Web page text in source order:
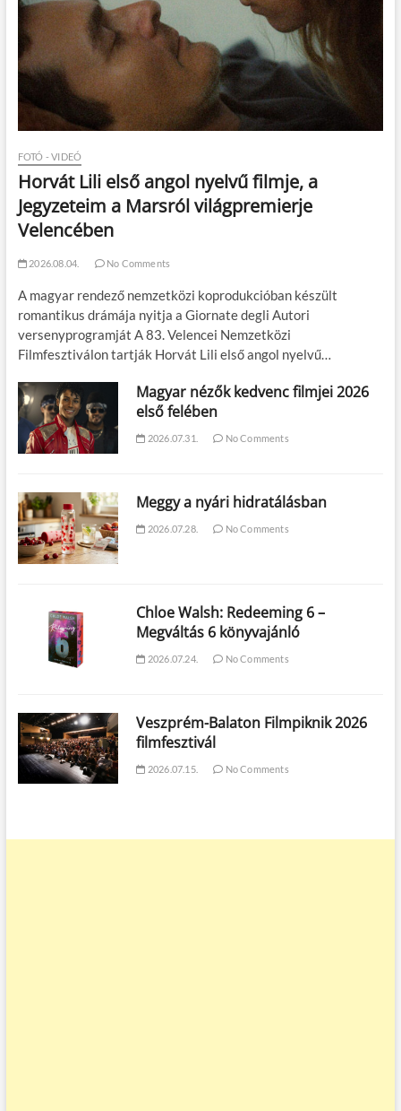
FOTÓ - VIDEÓ
Horvát Lili első angol nyelvű filmje, a
Jegyzeteim a Marsról világpremierje
Velencében
2026.08.04. No Comments
A magyar rendező nemzetközi koprodukcióban készült
romantikus drámája nyitja a Giornate degli Autori
versenyprogramját A 83. Velencei Nemzetközi
Filmfesztiválon tartják Horvát Lili első angol nyelvű…
Magyar nézők kedvenc filmjei 2026
első felében
2026.07.31. No Comments
Meggy a nyári hidratálásban
2026.07.28. No Comments
Chloe Walsh: Redeeming 6 –
Megváltás 6 könyvajánló
2026.07.24. No Comments
Veszprém-Balaton Filmpiknik 2026
filmfesztivál
2026.07.15. No Comments